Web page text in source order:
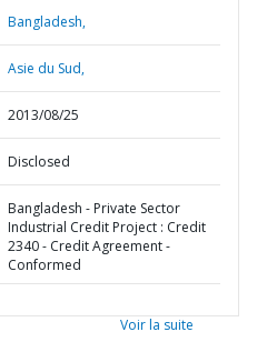
Bangladesh,
Asie du Sud,
2013/08/25
Disclosed
Bangladesh - Private Sector
Industrial Credit Project : Credit
2340 - Credit Agreement -
Conformed
Voir la suite